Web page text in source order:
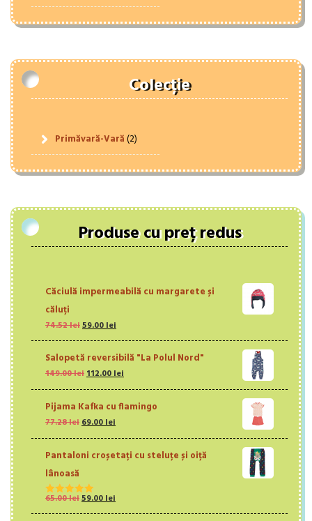
Colecție
Primăvară-Vară(2)
Produse cu preț redus
Căciulă impermeabilă cu margarete și
căluți
74.52leiPrețul
inițial
a
fost:
74.52 lei.
59.00leiPrețul
curent
este:
59.00 lei.
Salopetă reversibilă "La Polul Nord"
149.00leiPrețul
inițial
fost:
149.00 lei.
112.00leiPrețul
curent
112.00 lei.
Pijama Kafka cu flamingo
77.28leiPrețul
inițial
fost:
69.00leiPrețul
curent
69.00 lei.
Pantaloni croșetați cu steluțe și oiță
lânoasă
Evaluat la
65.00leiPrețul
inițial
59.00leiPrețul
curent